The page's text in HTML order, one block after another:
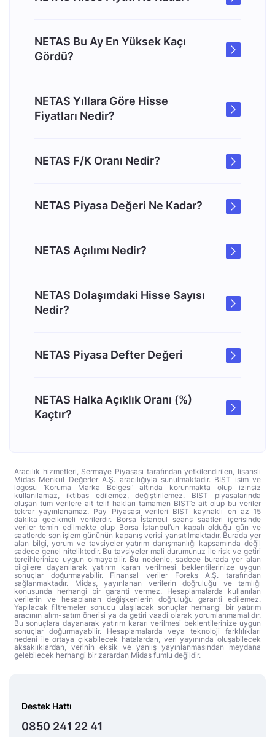
NETAS Bu Ay En Yüksek Kaçı
Gördü?
NETAS Yıllara Göre Hisse
Fiyatları Nedir?
NETAS F/K Oranı Nedir?
NETAS Piyasa Değeri Ne Kadar?
NETAS Açılımı Nedir?
NETAS Dolaşımdaki Hisse Sayısı
Nedir?
NETAS Piyasa Defter Değeri
NETAS Halka Açıklık Oranı (%)
Kaçtır?
Aracılık hizmetleri, Sermaye Piyasası tarafından yetkilendirilen, lisanslı
Midas Menkul Değerler A.Ş. aracılığıyla sunulmaktadır. BIST isim ve
logosu ‘Koruma Marka Belgesi’ altında korunmakta olup izinsiz
kullanılamaz, iktibas edilemez, değiştirilemez. BIST piyasalarında
oluşan tüm verilere ait telif hakları tamamen BIST’e ait olup bu veriler
tekrar yayınlanamaz. Pay Piyasası verileri BIST kaynaklı en az 15
dakika gecikmeli verilerdir. Borsa İstanbul seans saatleri içerisinde
veriler temin edilmekte olup Borsa İstanbul’un kapalı olduğu gün ve
saatlerde son işlem gününün kapanış verisi yansıtılmaktadır. Burada yer
alan bilgi, yorum ve tavsiyeler yatırım danışmanlığı kapsamında değil
sadece genel niteliktedir. Bu tavsiyeler mali durumunuz ile risk ve getiri
tercihlerinize uygun olmayabilir. Bu nedenle, sadece burada yer alan
bilgilere dayanılarak yatırım kararı verilmesi beklentilerinize uygun
sonuçlar doğurmayabilir. Finansal veriler Foreks A.Ş. tarafından
sağlanmaktadır. Midas, yayınlanan verilerin doğruluğu ve tamlığı
konusunda herhangi bir garanti vermez. Hesaplamalarda kullanılan
verilerin ve hesaplanan değişkenlerin doğruluğu garanti edilemez.
Yapılacak filtremeler sonucu ulaşılacak sonuçlar herhangi bir yatırım
aracının alım-satım önerisi ya da getiri vaadi olarak yorumlanmamalıdır.
Bu sonuçlara dayanarak yatırım kararı verilmesi beklentilerinize uygun
sonuçlar doğurmayabilir. Hesaplamalarda veya teknoloji farklılıkları
nedeni ile ortaya çıkabilecek hatalardan, veri yayınında oluşabilecek
aksaklıklardan, verinin eksik ve yanlış yayınlanmasından meydana
gelebilecek herhangi bir zarardan Midas fumlu değildir.
Destek Hattı
0850 241 22 41